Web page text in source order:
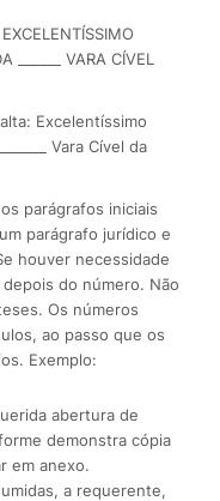
______ VARA CÍVEL
Excelentíssimo
Vara Cível da
parágrafos iniciais
parágrafo jurídico e
houver necessidade
do número. Não
Os números
ao passo que os
Exemplo:
abertura de
demonstra cópia
em anexo.
a requerente,